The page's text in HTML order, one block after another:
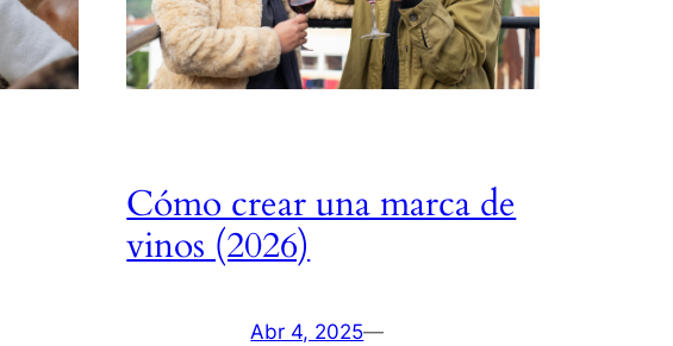
Cómo crear una marca de
vinos (2026)
Abr 4, 2025—